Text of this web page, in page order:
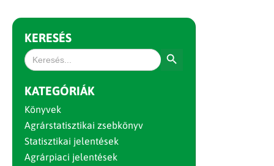
KERESÉS
Search
for:
KATEGÓRIÁK
Könyvek
Agrárstatisztikai zsebkönyv
Statisztikai jelentések
Agrárpiaci jelentések